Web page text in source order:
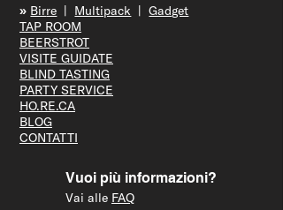
» Birre | Multipack |Gadget
TAP ROOM
BEERSTROT
VISITE GUIDATE
BLIND TASTING
PARTY SERVICE
HO.RE.CA
BLOG
CONTATTI
Vuoi più informazioni?
Vai alle FAQ